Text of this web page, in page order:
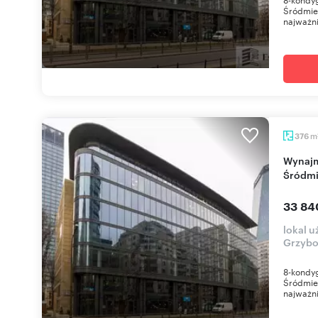
376 m
Wynajmę nowoczesny biurowiec 376 m² w
33
lokal
8-